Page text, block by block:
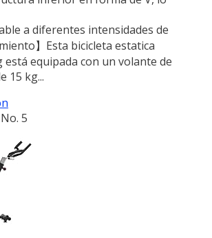
a diferentes intensidades de
】Esta bicicleta estatica
está equipada con un volante de
15 kg...
5